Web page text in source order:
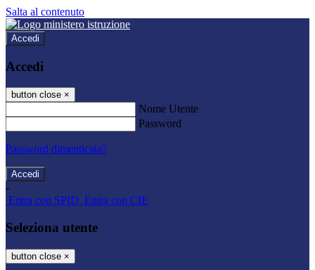
Salta al contenuto
Accedi
Accedi
button close ×
Nome Utente
Password
Password dimenticata?
-
Entra con SPID Entra con CIE
Seleziona utente
button close ×